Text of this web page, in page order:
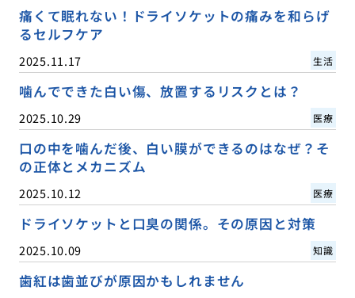
痛くて眠れない！ドライソケットの痛みを和らげ
るセルフケア
2025.11.17 生活
噛んでできた白い傷、放置するリスクとは？
2025.10.29 医療
口の中を噛んだ後、白い膜ができるのはなぜ？そ
の正体とメカニズム
2025.10.12 医療
ドライソケットと口臭の関係。その原因と対策
2025.10.09 知識
歯紅は歯並びが原因かもしれません